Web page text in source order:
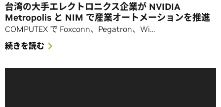
台湾の大手エレクトロニクス企業が NVIDIA
Metropolis と NIM で産業オートメーションを推進
COMPUTEX で Foxconn、Pegatron、Wi…
続きを読む